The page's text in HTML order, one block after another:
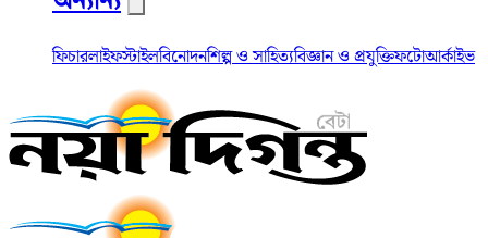
ফিচারলাইফস্টাইলবিনোদনশিল্প ও সাহিত্যবিজ্ঞান ও প্রযুক্তিফটোআর্কাইভ